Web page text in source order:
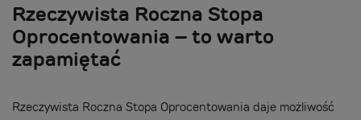
Rzeczywista Roczna Stopa
Oprocentowania – to warto
zapamiętać
Rzeczywista Roczna Stopa Oprocentowania daje możliwość